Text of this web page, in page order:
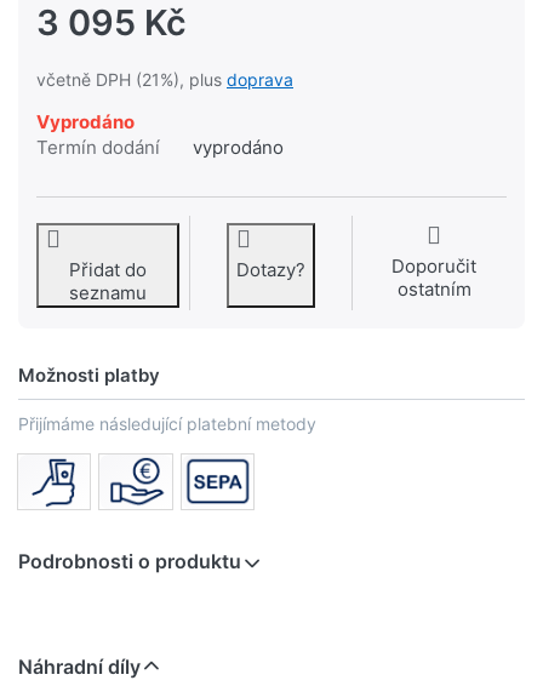
3 095 Kč
včetně DPH (21%), plus doprava
Vyprodáno
Termín dodání
vyprodáno
Přidat do
seznamu
Dotazy?
Doporučit
ostatním
Možnosti platby
Přijímáme následující platební metody
Podrobnosti o produktu
Náhradní díly